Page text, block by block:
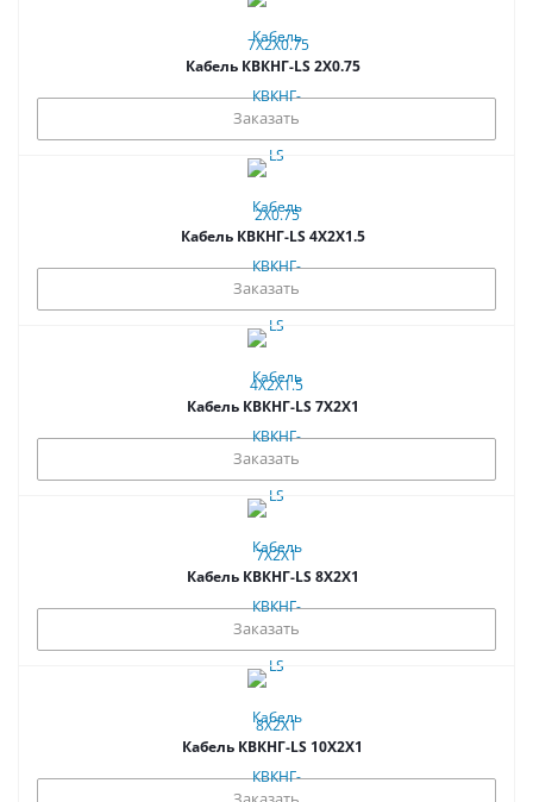
Кабель КВКНГ-LS 2Х0.75
Заказать
Кабель КВКНГ-LS 4Х2Х1.5
Заказать
Кабель КВКНГ-LS 7Х2Х1
Заказать
Кабель КВКНГ-LS 8Х2Х1
Заказать
Кабель КВКНГ-LS 10Х2Х1